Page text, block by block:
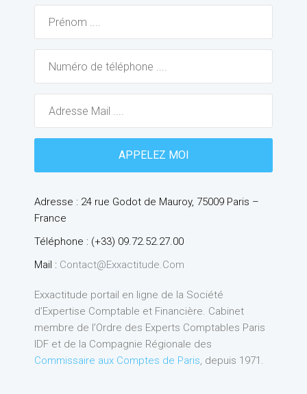
Adresse : 24 rue Godot de Mauroy, 75009 Paris –
France
Téléphone : (+33) 09.72.52.27.00
Mail : Contact@exxactitude.com
Exxactitude portail en ligne de la Société
d’Expertise Comptable et Financière. Cabinet
membre de l’Ordre des Experts Comptables Paris
IDF et de la Compagnie Régionale des
Commissaire aux Comptes de Paris, depuis 1971.